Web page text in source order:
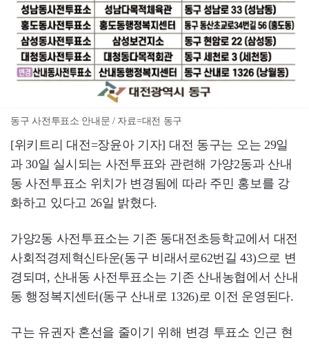
동구 사전투표소 안내문 / 자료=대전 동구
[위키트리 대전=장윤아 기자] 대전 동구는 오는 29일
과 30일 실시되는 사전투표와 관련해 가양2동과 산내
동 사전투표소 위치가 변경됨에 따라 주민 홍보를 강
화하고 있다고 26일 밝혔다.
가양2동 사전투표소는 기존 동대전초등학교에서 대전
사회적경제혁신타운(동구 비래서로62번길 43)으로 변
경되며, 산내동 사전투표소는 기존 산내농협에서 산내
동 행정복지센터(동구 산내로 1326)로 이전 운영된다.
구는 유권자 혼선을 줄이기 위해 변경 투표소 인근 현